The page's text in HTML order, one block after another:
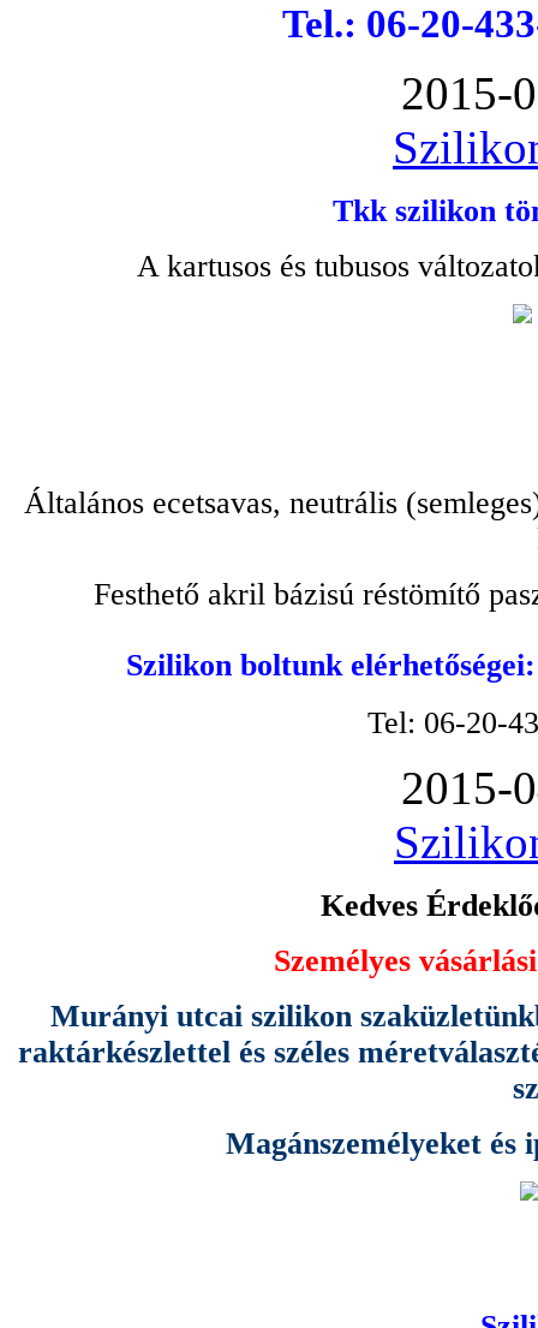
Tel.: 06-20-
2015-
Tkk szilikon
A kartusos és tubusos
Általános ecetsavas, neutrális
Festhető akril bázisú réstömítő
Szilikon boltunk
Tel: 06-20-
2015-
Kedves
Személyes
Murányi utcai szilikon
raktárkészlettel és széles
Magánszemélyeket és